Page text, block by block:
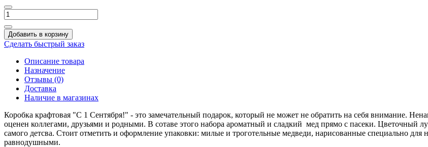
Добавить в корзину
Сделать быстрый заказ
Описание товара
Назначение
Отзывы (0)
Доставка
Наличие в магазинах
Коробка крафтовая "С 1 Сентября!" - это замечательный подарок, который не может не обратить на себя внимание.
оценен коллегами, друзьями и родными. В сотаве этого набора ароматный и сладкий мед прямо с пасеки. Цветочный
самого детсва. Стоит отметить и оформление упаковки: милые и троготельные медведи, нарисованные специально
равнодушными.